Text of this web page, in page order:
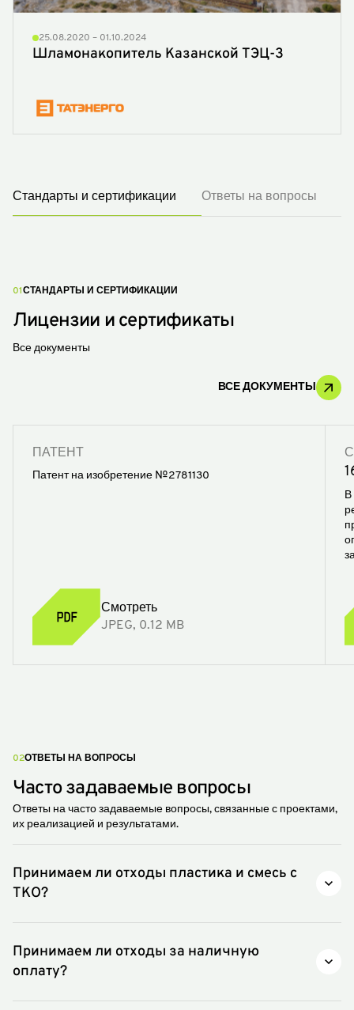
25.08.2020 – 01.10.2024
Шламонакопитель Казанской ТЭЦ-3
Стандарты и сертификации Ответы на вопросы
01 СТАНДАРТЫ И СЕРТИФИКАЦИИ
Лицензии и сертификаты
ВСЕ ДОКУМЕНТЫ
Все документы
ПАТЕНТ
Патент на изобретение №2781130
Смотреть
JPEG, 0.12 MB
В
02ОТВЕТЫ НА ВОПРОСЫ
Часто задаваемые вопросы
Ответы на часто задаваемые вопросы, связанные с проектами,
их реализацией и результатами.
Принимаем ли отходы пластика и смесь с
ТКО?
промышленные отходы.
Принимаем ли отходы за наличную
оплату?